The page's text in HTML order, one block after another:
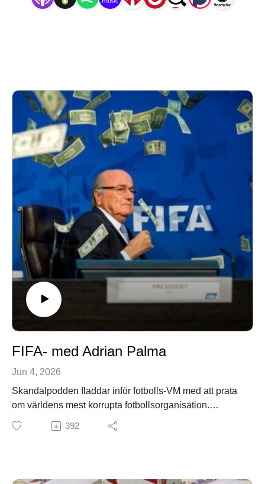
FIFA- med Adrian Palma
Jun 4, 2026
Skandalpodden fladdar inför fotbolls-VM med att prata
om världens mest korrupta fotbollsorganisation.
PATREONhttps://www.patreon.com/collection/1878909
392